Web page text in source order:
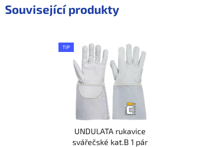
Související produkty
TIP
UNDULATA rukavice
svářečské kat.B 1 pár